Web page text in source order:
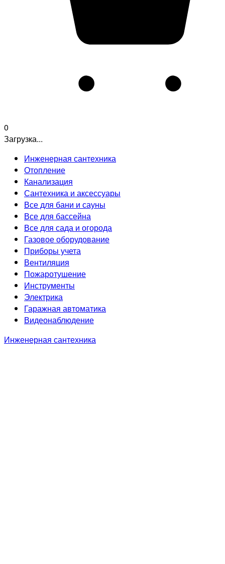
0
Загрузка...
Инженерная сантехника
Отопление
Канализация
Сантехника и аксессуары
Все для бани и сауны
Все для бассейна
Все для сада и огорода
Газовое оборудование
Приборы учета
Вентиляция
Пожаротушение
Инструменты
Электрика
Гаражная автоматика
Видеонаблюдение
Инженерная сантехника